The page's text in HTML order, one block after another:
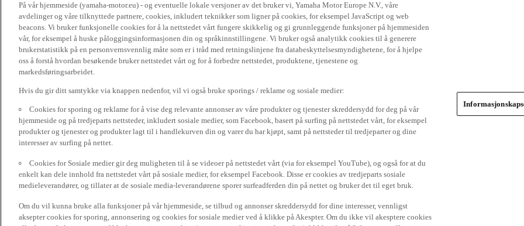
På vår hjemmeside (yamaha-motor.eu) - og eventuelle lokale versjoner av det bruker vi, Yamaha Motor Europe N.V., våre
avdelinger og våre tilknyttede partnere, cookies, inkludert teknikker som ligner på cookies, for eksempel JavaScript og web
beacons. Vi bruker funksjonelle cookies for å la nettstedet vårt fungere skikkelig og gi grunnleggende funksjoner på hjemmesiden
vår, for eksempel å huske påloggingsinformasjonen din og språkinnstillingene. Vi bruker også analytikk cookies til å generere
brukerstatistikk på en personvernsvennlig måte som er i tråd med retningslinjene fra databeskyttelsesmyndighetene, for å hjelpe
oss å forstå hvordan besøkende bruker nettstedet vårt og for å forbedre nettstedet, produktene, tjenestene og
markedsføringsarbeidet.
Hvis du gir ditt samtykke via knappen nedenfor, vil vi også bruke sporings / reklame og sosiale medier:
Cookies for sporing og reklame for å vise deg relevante annonser av våre produkter og tjenester skreddersydd for deg på vår
hjemmeside og på tredjeparts nettsteder, inkludert sosiale medier, som Facebook, basert på surfing på nettstedet vårt, for eksempel
produkter og tjenester og produkter lagt til i handlekurven din og varer du har kjøpt, samt på nettsteder til tredjeparter og dine
interesser av surfing på nettet.
Cookies for Sosiale medier gir deg muligheten til å se videoer på nettstedet vårt (via for eksempel YouTube), og også for at du
enkelt kan dele innhold fra nettstedet vårt på sosiale medier, for eksempel Facebook. Disse er cookies av tredjeparts sosiale
medieleverandører, og tillater at de sosiale media-leverandørene sporer surfeadferden din på nettet og bruker det til eget bruk.
Om du vil kunna bruke alla funksjoner på vår hjemmeside, se tilbud og annonser skreddersydd for dine interesser, vennligst
aksepter cookies for sporing, annonsering og cookies for sosiale medier ved å klikke på Akespter. Om du ikke vil akesptere cookies